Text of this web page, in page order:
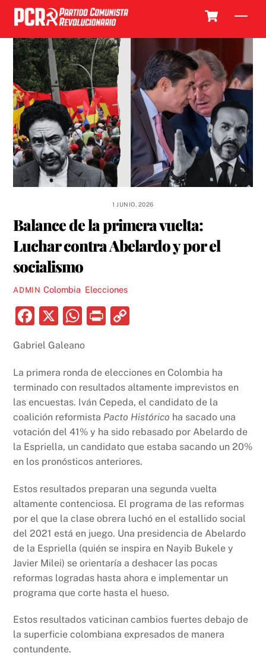
Skip
content
1 JUNIO, 2026
Balance de la primera vuelta:
Luchar contra Abelardo y por el
socialismo
ADMIN Colombia Elecciones
F
c
e
b
o
o
k
X
W
at
s
A
p
p
P
y
Li
n
k
Gabriel Galeano
La primera ronda de elecciones en Colombia ha
terminado con resultados altamente imprevistos en
las encuestas. Iván Cepeda, el candidato de la
coalición reformista Pacto Histórico ha sacado una
votación del 41% y ha sido rebasado por Abelardo de
la Espriella, un candidato que estaba sacando un 20%
en los pronósticos anteriores.
Estos resultados preparan una segunda vuelta
altamente contenciosa. El programa de las reformas
por el que la clase obrera luchó en el estallido social
del 2021 está en juego. Una presidencia de Abelardo
de la Espriella (quién se inspira en Nayib Bukele y
Javier Milei) se orientaría a deshacer las pocas
reformas logradas hasta ahora e implementar un
programa que corte hasta el hueso.
Estos resultados vaticinan cambios fuertes debajo de
la superficie colombiana expresados de manera
contundente.